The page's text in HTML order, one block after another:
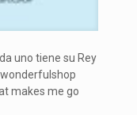
uno tiene su Rey
makes me go